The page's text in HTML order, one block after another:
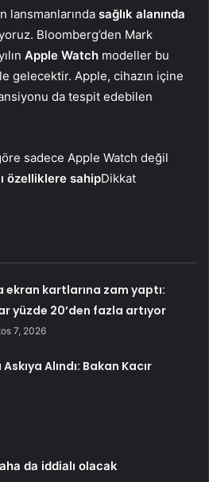
lansmanlarında sağlık alanında
Bloomberg’den Mark
Apple Watch modeller bu
gelecektir. Apple, cihazın içine
da tespit edebilen
sadece Apple Watch değil
özelliklere sahipDikkat
ekran kartlarına zam yaptı:
yüzde 20’den fazla artıyor
7, 2026
Alındı: Bakan Kacır
da iddialı olacak